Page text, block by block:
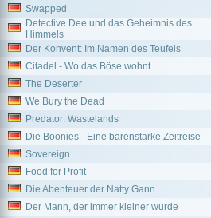
Swapped
Detective Dee und das Geheimnis des
Himmels
Der Konvent: Im Namen des Teufels
Citadel - Wo das Böse wohnt
The Deserter
We Bury the Dead
Predator: Wastelands
Die Boonies - Eine bärenstarke Zeitreise
Sovereign
Food for Profit
Die Abenteuer der Natty Gann
Der Mann, der immer kleiner wurde